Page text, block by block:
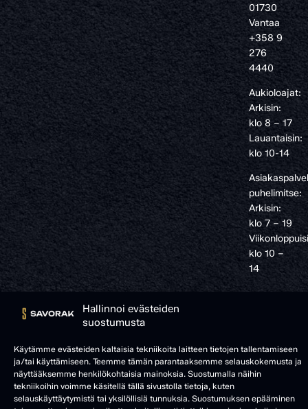
Hallinnoi evästeiden
suostumusta
Käytämme evästeiden kaltaisia tekniikoita laitteen tietojen tallentamiseen
ja/tai käyttämiseen. Teemme tämän parantaaksemme selauskokemusta ja
näyttääksemme henkilökohtaisia mainoksia. Suostumalla näihin
tekniikoihin voimme käsitellä tällä sivustolla tietoja, kuten
selauskäyttäytymistä tai yksilöllisiä tunnuksia. Suostumuksen epääminen
01730
Vantaa
+358 9
276
4440
Aukioloajat:
Arkisin:
klo 8 – 17
Lauantaisin:
klo 10-14
puhelimitse:
Arkisin:
klo 7 – 19
klo 10 –
14